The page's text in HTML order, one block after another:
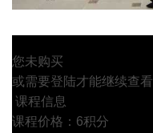
您未购买
或需要登陆才能继续查看
课程信息
课程价格：6积分